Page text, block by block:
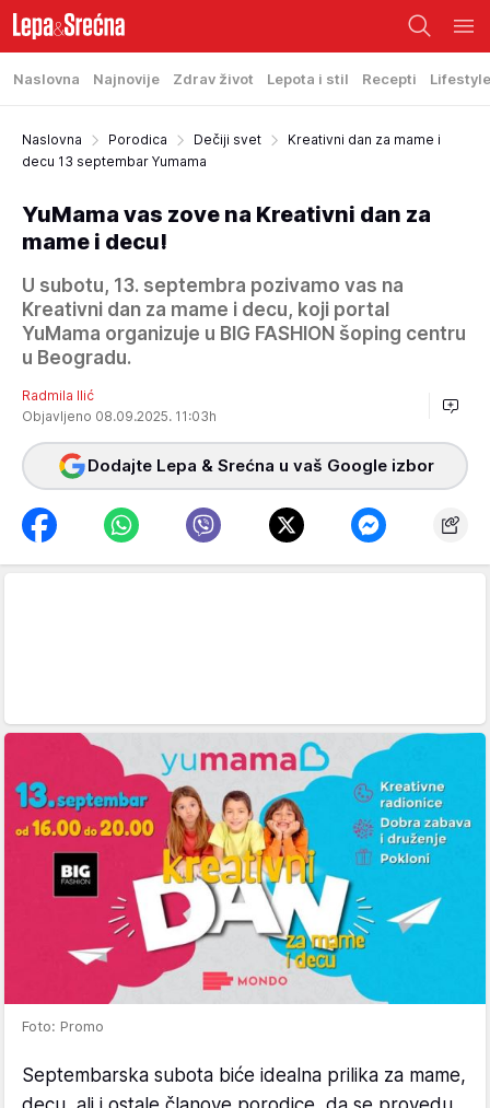
Naslovna Najnovije Zdrav život Lepota i stil Recepti Lifestyle
Naslovna Porodica Dečiji svet
Kreativni dan za mame i
decu 13 septembar Yumama
YuMama vas zove na Kreativni dan za
mame i decu!
U subotu, 13. septembra pozivamo vas na
Kreativni dan za mame i decu, koji portal
YuMama organizuje u BIG FASHION šoping centru
u Beogradu.
Radmila Ilić
Objavljeno 08.09.2025. 11:03h
Dodajte Lepa & Srećna u vaš Google izbor
Foto: Promo
Septembarska subota biće idealna prilika za mame,